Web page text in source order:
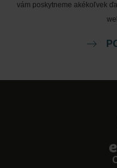
vám poskytneme akékoľvek